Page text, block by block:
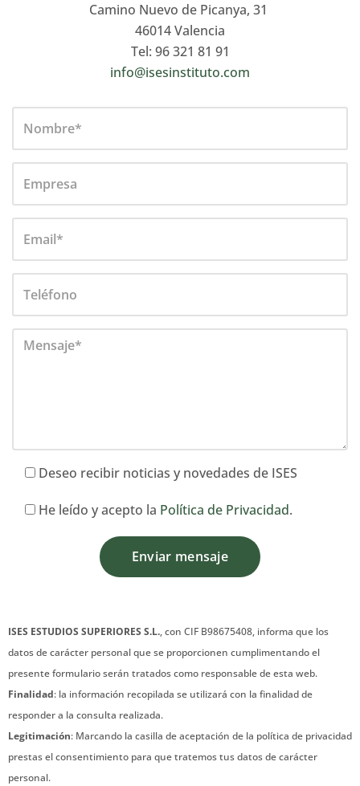
Camino Nuevo de Picanya, 31
46014 Valencia
Tel: 96 321 81 91
info@isesinstituto.com
Deseo recibir noticias y novedades de ISES
He leído y acepto la Política de Privacidad.
ISES ESTUDIOS SUPERIORES S.L., con CIF B98675408, informa que los
datos de carácter personal que se proporcionen cumplimentando el
presente formulario serán tratados como responsable de esta web.
Finalidad: la información recopilada se utilizará con la finalidad de
responder a la consulta realizada.
Legitimación: Marcando la casilla de aceptación de la política de privacidad
prestas el consentimiento para que tratemos tus datos de carácter
personal.